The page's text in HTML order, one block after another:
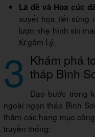
Lá đề và Hoa cúc
xuyết họa tiết sừng
lượn nhẹ hình sin
từ gốm Lý.
3 Khám phá
tháp Bình
Dạo bước trong
ngoài ngọn tháp Bình
thăm các hạng mục
truyền thống: